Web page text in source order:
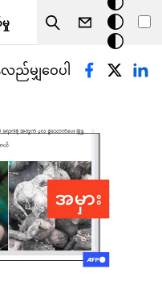
Search
မှောင်
မုဒ်
လည်မျှဝေပါ